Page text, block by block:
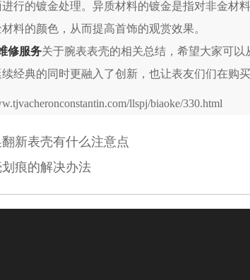
行的镀金处理。异质材料的镀金是指对非金材
料的颜色，从而提高首饰的观赏效果。
修服务关于腕表表壳的相关总结，希望大家可
经典的同时更融入了创新，也让表友们们在购买
llspj/biaoke/330.html
新表壳有什么注意点
痕的解决办法